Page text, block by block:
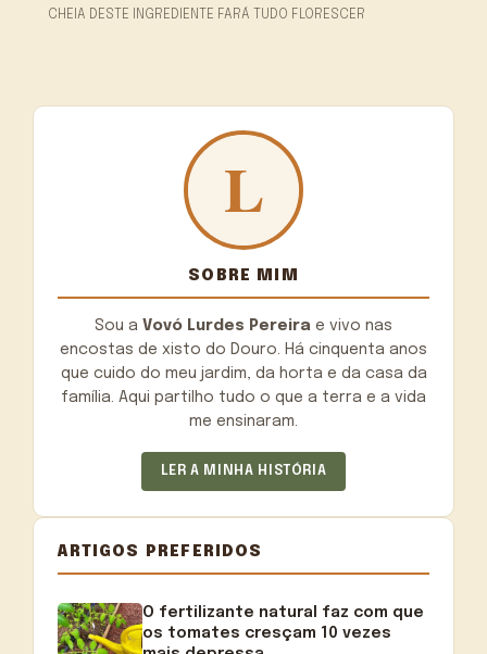
CHEIA DESTE INGREDIENTE FARÁ TUDO FLORESCER
SOBRE MIM
Sou a Vovó Lurdes Pereira e vivo nas
encostas de xisto do Douro. Há cinquenta anos
que cuido do meu jardim, da horta e da casa da
família. Aqui partilho tudo o que a terra e a vida
me ensinaram.
LER A MINHA HISTÓRIA
ARTIGOS PREFERIDOS
O fertilizante natural faz com que
os tomates cresçam 10 vezes